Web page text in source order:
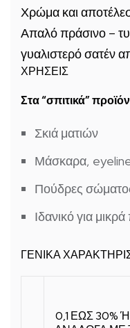
Χρώμα και
Απαλό πράσινο –
γυαλιστερό σατέν
ΧΡΗΣΕΙΣ
Στα “σπιτικά”
Σκιά ματιών
Μάσκαρα,
Πούδρες
Ιδανικό για μικρά
ΓΕΝΙΚΑ
0,1 ΕΩΣ 30%